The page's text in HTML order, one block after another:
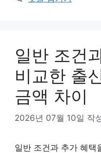
일반 조건
비교한 출
금액 차이
2026년 07월 10일 작
일반 조건과 추가 혜택